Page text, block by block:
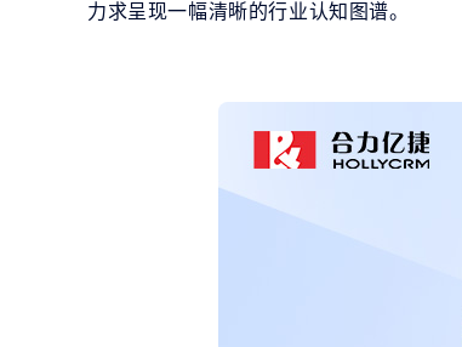
力求呈现一幅清晰的行业认知图谱。